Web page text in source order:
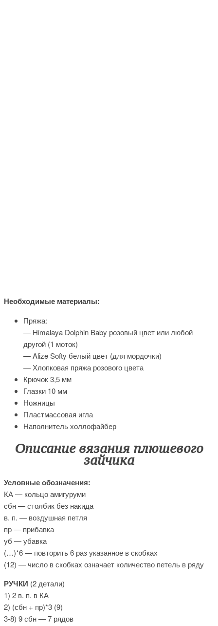
Необходимые материалы:
Пряжа:
— Himalaya Dolphin Baby розовый цвет или любой
другой (1 моток)
— Alize Softy белый цвет (для мордочки)
— Хлопковая пряжа розового цвета
Крючок 3,5 мм
Глазки 10 мм
Ножницы
Пластмассовая игла
Наполнитель холлофайбер
Описание вязания плюшевого
зайчика
Условные обозначения:
КА — кольцо амигуруми
сбн — столбик без накида
в. п. — воздушная петля
пр — прибавка
уб — убавка
(…)*6 — повторить 6 раз указанное в скобках
(12) — число в скобках означает количество петель в ряду
РУЧКИ (2 детали)
1) 2 в. п. в КА
2) (сбн + пр)*3 (9)
3-8) 9 сбн — 7 рядов